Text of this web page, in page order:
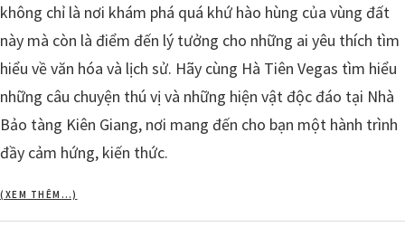
không chỉ là nơi khám phá quá khứ hào hùng của vùng đất
này mà còn là điểm đến lý tưởng cho những ai yêu thích tìm
hiểu về văn hóa và lịch sử. Hãy cùng Hà Tiên Vegas tìm hiểu
những câu chuyện thú vị và những hiện vật độc đáo tại Nhà
Bảo tàng Kiên Giang, nơi mang đến cho bạn một hành trình
đầy cảm hứng, kiến thức.
(XEM THÊM…)